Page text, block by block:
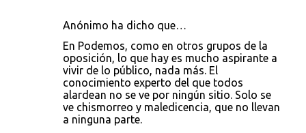
Anónimo ha dicho que…
En Podemos, como en otros grupos de la
oposición, lo que hay es mucho aspirante a
vivir de lo público, nada más. El
conocimiento experto del que todos
alardean no se ve por ningún sitio. Solo se
ve chismorreo y maledicencia, que no llevan
a ninguna parte.